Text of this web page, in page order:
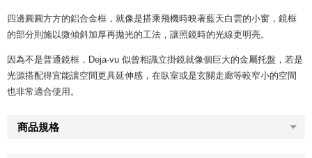
四邊圓圓方方的鋁合金框，就像是搭乘飛機時映著藍天白雲的小窗，鏡框
的部分則施以微傾斜加厚再拋光的工法，讓照鏡時的光線更明亮。
因為不是普通鏡框，Deja-vu 似曾相識立掛鏡就像個巨大的金屬托盤，若是
光源搭配得宜能讓空間更具延伸感，在臥室或是玄關走廊等較窄小的空間
也非常適合使用。
商品規格